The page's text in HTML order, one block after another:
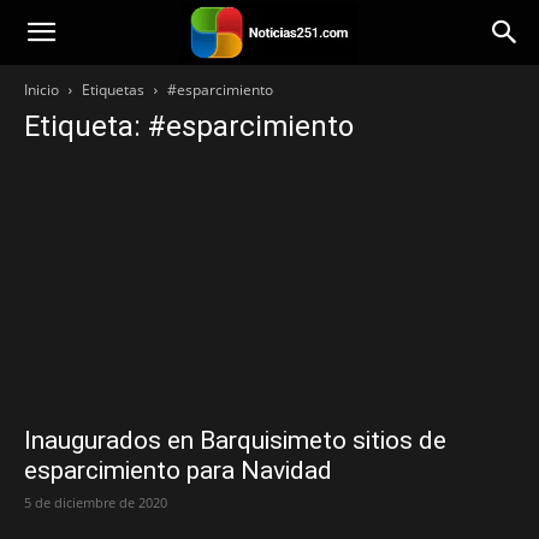
Noticias251
Inicio Etiquetas #esparcimiento
Etiqueta: #esparcimiento
Inaugurados en Barquisimeto sitios de
esparcimiento para Navidad
5 de diciembre de 2020